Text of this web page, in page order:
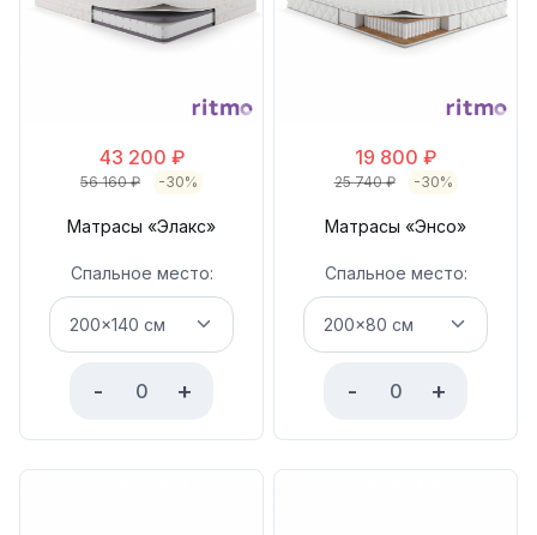
43 200 ₽
56 160₽ -30%
Матрасы «Элакс»
Спальное место:
- +
19 800 ₽
25 740₽ -30%
Матрасы «Энсо»
Спальное место:
- +